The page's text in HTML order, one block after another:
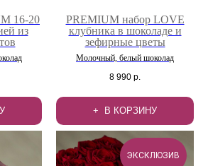
16-20
из
PREMIUM набор LOVE
клубника в шоколаде и
зефирные цветы
Молочный, белый шоколад
8 990 р.
В КОРЗИНУ
ЭКСКЛЮЗИВ